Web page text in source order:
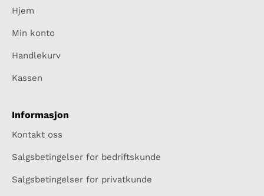
Hjem
Min konto
Handlekurv
Kassen
Informasjon
Kontakt oss
Salgsbetingelser for bedriftskunde
Salgsbetingelser for privatkunde